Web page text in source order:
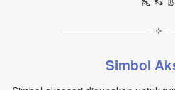
✧
Simbol